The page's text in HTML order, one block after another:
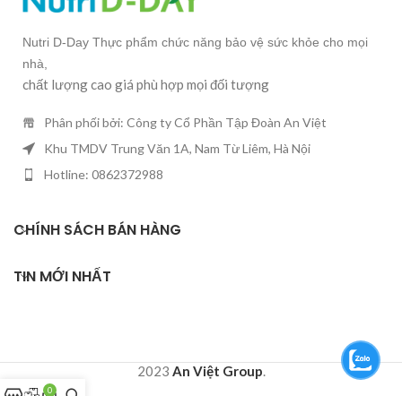
Nutri D-Day Thực phẩm chức năng bảo vệ sức khỏe cho mọi
nhà,
chất lượng cao giá phù hợp mọi đối tượng
Phân phối bởi: Công ty Cổ Phần Tập Đoàn An Việt
Khu TMDV Trung Văn 1A, Nam Từ Liêm, Hà Nội
Hotline: 0862372988
CHÍNH SÁCH BÁN HÀNG
TIN MỚI NHẤT
2023 An Việt Group.
0